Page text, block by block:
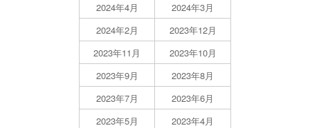
2024年4月
2024年3月
2024年2月
2023年12月
2023年11月
2023年10月
2023年9月
2023年8月
2023年7月
2023年6月
2023年5月
2023年4月